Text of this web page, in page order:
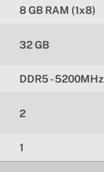
8 GB RAM (1x8)
32 GB
DDR5 - 5200MHz
2
1